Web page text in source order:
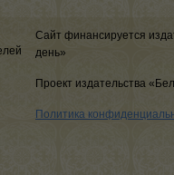
Сайт финансируется
день»
Проект издательства
Политика